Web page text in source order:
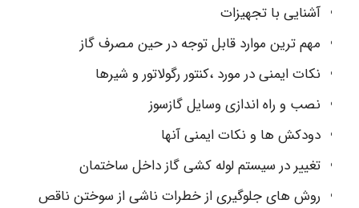
آشنایی با تجهیزات
مهم ترین موارد قابل توجه در حین مصرف گاز
نکات ایمنی در مورد ،کنتور رگولاتور و شیرها
نصب و راه اندازی وسایل گازسوز
دودکش ها و نکات ایمنی آنها
تغییر در سیستم لوله کشی گاز داخل ساختمان
روش های جلوگیری از خطرات ناشی از سوختن ناقص